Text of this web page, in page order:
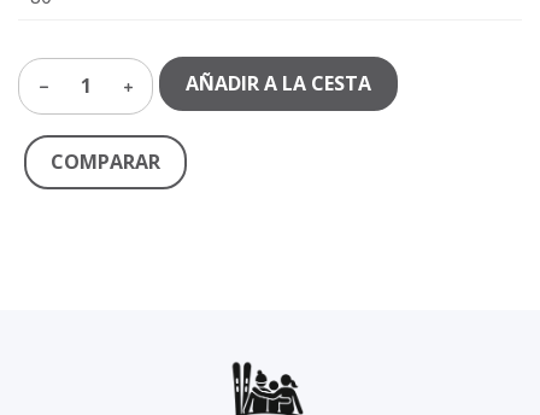
1 AÑADIR A LA CESTA
COMPARAR